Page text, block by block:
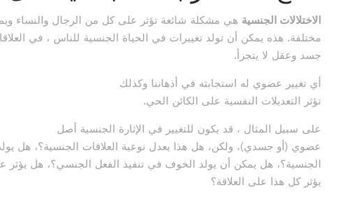
الاختلالات الجنسية هي مشكلة شائعة تؤثر على كل من الرجال والنساء
مختلفة. هذه يمكن أن تولد تغييرات في الحياة الجنسية للناس ، في
جسد وعقل لا يتجزأ.
أي تغيير عضوي له استجابته في أذهاننا وكذلك
تؤثر التعديلات النفسية على الكائن الحي.
على سبيل المثال ، قد يكون للتغيير في الإثارة الجنسية أصل
عضوي (أو جسدي)، ولكن، هل هذا يعدل نوعية العلاقات الجنسية؟، هل
الجنسية؟، هل يمكن أن يولد الخوف في تنفيذ الفعل الجنسي؟، هل يؤثر
يؤثر كل هذا على العلاقة؟